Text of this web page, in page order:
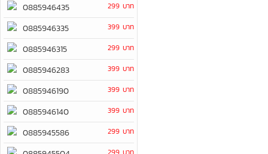
0885946435 299 บาท
0885946335 399 บาท
0885946315 299 บาท
0885946283 399 บาท
0885946190 399 บาท
0885946140 399 บาท
0885945586 299 บาท